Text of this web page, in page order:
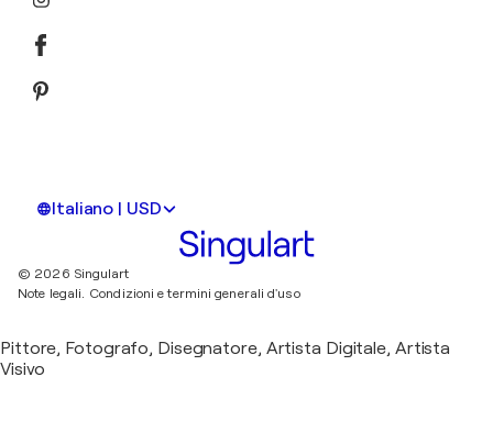
Italiano | USD
© 2026 Singulart
Note legali. Condizioni e termini generali d'uso
Pittore, Fotografo, Disegnatore, Artista Digitale, Artista
Visivo